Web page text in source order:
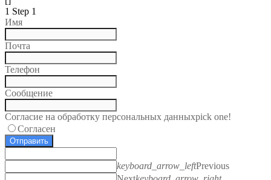
1 Step 1
Имя
Почта
Телефон
Сообщение
Согласие на обработку персональных данныхpick one!
Согласен
Отправить
keyboard_arrow_leftPrevious